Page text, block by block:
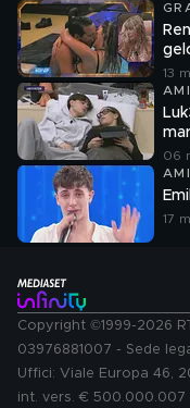
13
06
17
Copyright ©1999-2026
03976881007 - Sede
Uffici: Viale Europa 46,
int. vers. € 500.000.007